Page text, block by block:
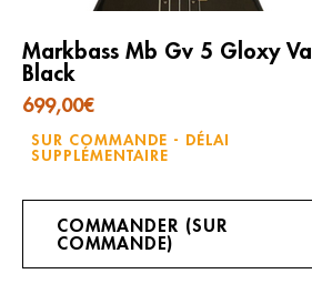
Markbass Mb Gv 5 Gloxy Val
Black
699,00€
SUR COMMANDE - DÉLAI
SUPPLÉMENTAIRE
COMMANDER (SUR
COMMANDE)